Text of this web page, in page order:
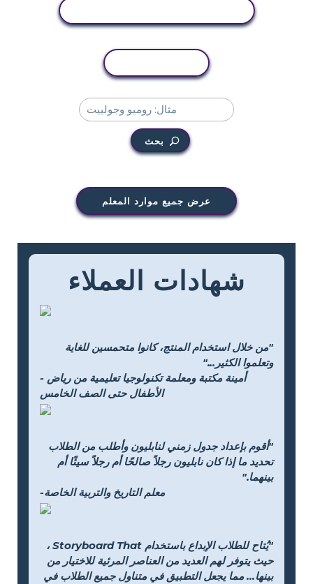
بحث
عرض جميع موارد المعلم
شهادات العملاء
"من خلال استخدام المنتج، كانوا متحمسين للغاية
وتعلموا الكثير..."
- أمينة مكتبة ومعلمة تكنولوجيا تعليمية من رياض
الأطفال حتى الصف الخامس
"أقوم بإعداد جدول زمني لنابليون وأطلب من الطلاب
تحديد ما إذا كان نابليون رجلاً صالحًا أم رجلاً سيئًا أم
بينهما."
-معلم التاريخ والتربية الخاصة
"يُتاح للطلاب الإبداع باستخدام Storyboard That ،
حيث يتوفر لهم العديد من العناصر المرئية للاختيار من
بينها... مما يجعل التطبيق في متناول جميع الطلاب في